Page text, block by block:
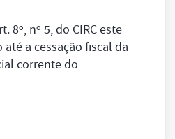
8º, nº 5, do CIRC este
a cessação fiscal da
corrente do